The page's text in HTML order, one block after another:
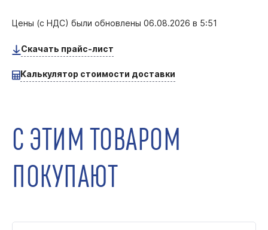
Цены (с НДС) были обновлены 06.08.2026 в 5:51
Скачать прайс-лист
Калькулятор стоимости доставки
С ЭТИМ ТОВАРОМ
ПОКУПАЮТ